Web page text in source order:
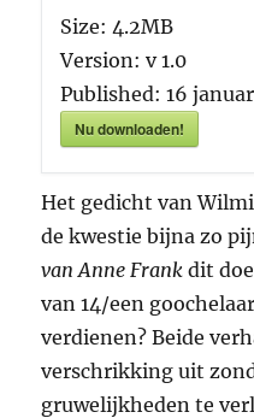
Size: 4.2MB
Version:v 1.0
Published:16
Nu downloaden!
Het gedicht van
de kwestie bijna zo
van Anne Frank dit
van 14/een
verdienen? Beide
verschrikking uit
gruwelijkheden te